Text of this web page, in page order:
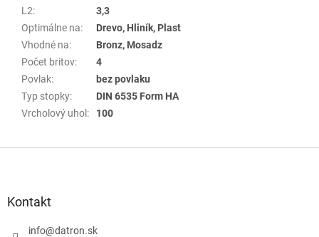
L2:
3,3
Optimálne na:
Drevo, Hliník, Plast
Vhodné na:
Bronz, Mosadz
Počet britov:
4
Povlak:
bez povlaku
Typ stopky:
DIN 6535 Form HA
Vrcholový uhol : 100
Kontakt
info@datron.sk